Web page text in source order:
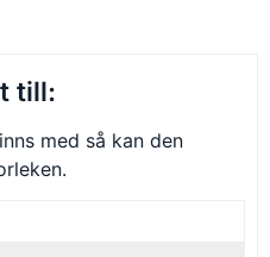
till:
med så kan den